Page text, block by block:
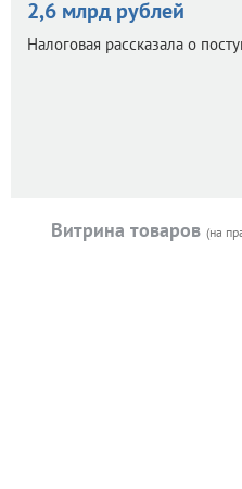
2,6 млрд рублей
Налоговая рассказала о
Витрина товаров (на